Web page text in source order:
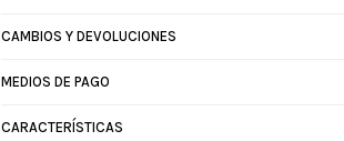
CAMBIOS Y DEVOLUCIONES
MEDIOS DE PAGO
CARACTERÍSTICAS